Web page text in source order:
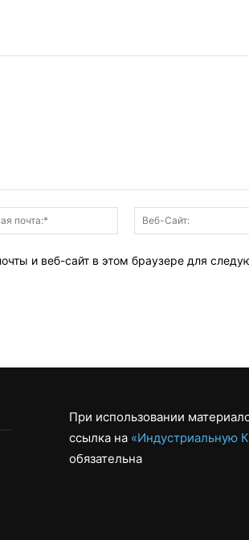
Электронная
почта:*
и веб-сайт в этом браузере для
При использовании
ссылка на «Индустриальную
обязательна